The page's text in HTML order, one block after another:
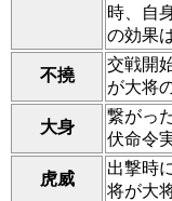
時、自
の効果
不撓
交戦開
が大将
大身
繋がっ
伏命令
虎威
出撃時
将が大